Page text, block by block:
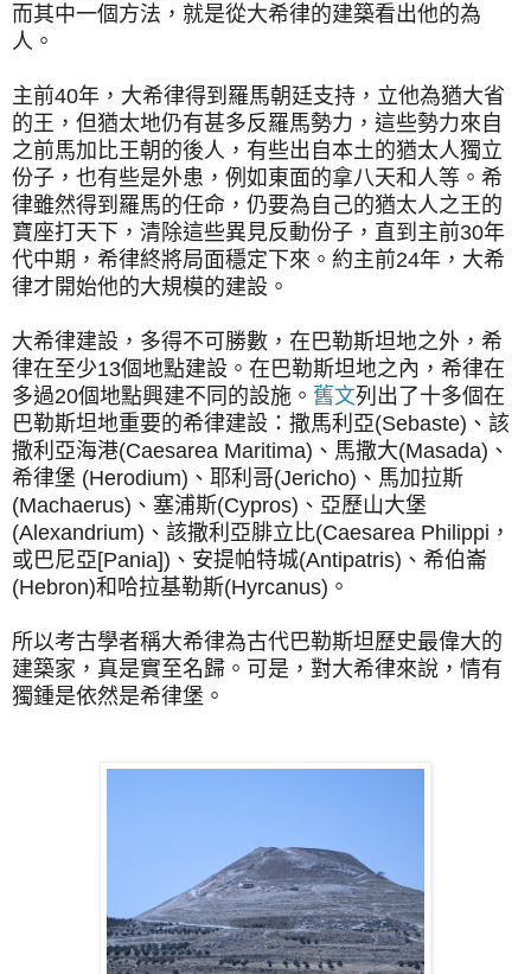
而其中一個方法，就是從大希律的建築看出他的為
人。
主前40年，大希律得到羅馬朝廷支持，立他為猶大省
的王，但猶太地仍有甚多反羅馬勢力，這些勢力來自
之前馬加比王朝的後人，有些出自本土的猶太人獨立
份子，也有些是外患，例如東面的拿八天和人等。希
律雖然得到羅馬的任命，仍要為自己的猶太人之王的
寶座打天下，清除這些異見反動份子，直到主前30年
代中期，希律終將局面穩定下來。約主前24年，大希
律才開始他的大規模的建設。
大希律建設，多得不可勝數，在巴勒斯坦地之外，希
律在至少13個地點建設。在巴勒斯坦地之內，希律在
多過20個地點興建不同的設施。 舊文列出了十多個在
巴勒斯坦地重要的希律建設：撒馬利亞(Sebaste)、該
撒利亞海港(Caesarea Maritima)、馬撒大(Masada)、
希律堡 (Herodium)、耶利哥(Jericho)、馬加拉斯
(Machaerus)、塞浦斯(Cypros)、亞歷山大堡
(Alexandrium)、該撒利亞腓立比(Caesarea Philippi，
或巴尼亞[Pania])、安提帕特城(Antipatris)、希伯崙
(Hebron)和哈拉基勒斯(Hyrcanus)。
所以考古學者稱大希律為古代巴勒斯坦歷史最偉大的
建築家，真是實至名歸。可是，對大希律來說，情有
獨鍾是依然是希律堡。